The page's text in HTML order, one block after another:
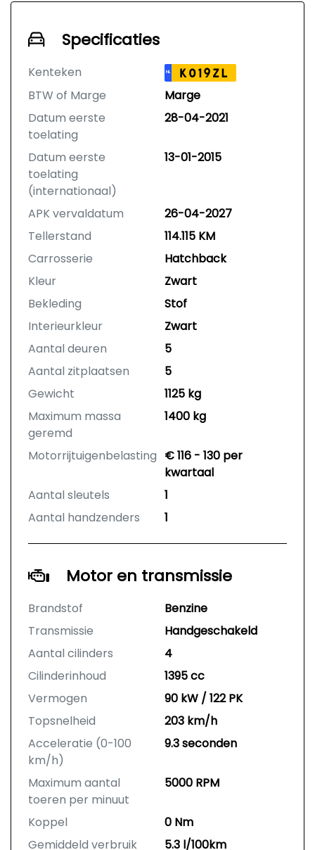
Specificaties
Kenteken NL K019ZL
BTW of Marge
Marge
Datum eerste
toelating
28-04-2021
Datum eerste
toelating
(internationaal)
13-01-2015
APK vervaldatum
26-04-2027
Tellerstand
114.115 KM
Carrosserie
Hatchback
Kleur
Zwart
Bekleding
Stof
Interieurkleur
Zwart
Aantal deuren
5
Aantal zitplaatsen
5
Gewicht
1125 kg
Maximum massa
geremd
1400 kg
Motorrijtuigenbelasting € 116 - 130 per
kwartaal
Aantal sleutels
1
Aantal handzenders
1
Motor en transmissie
Brandstof
Benzine
Transmissie
Handgeschakeld
Aantal cilinders
4
Cilinderinhoud
1395 cc
Vermogen
90 kW / 122 PK
Topsnelheid
203 km/h
Acceleratie (0-100
km/h)
9.3 seconden
Maximum aantal
toeren per minuut
5000 RPM
Koppel
0 Nm
Gemiddeld verbruik
5.3 l/100km